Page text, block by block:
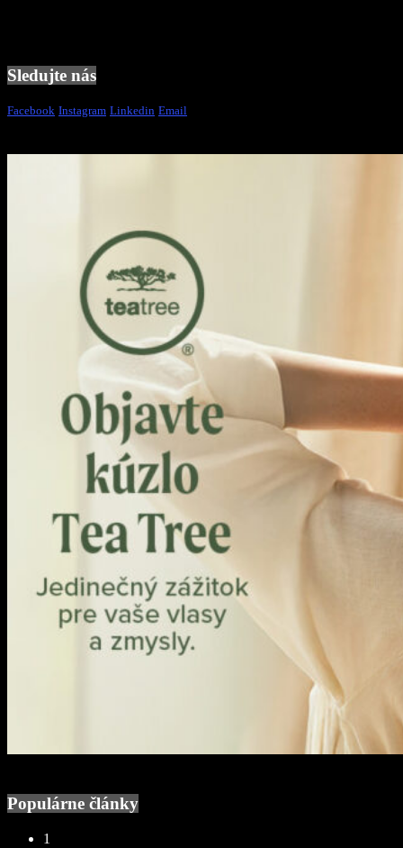
Sledujte nás
Facebook Instagram Linkedin Email
Populárne články
1